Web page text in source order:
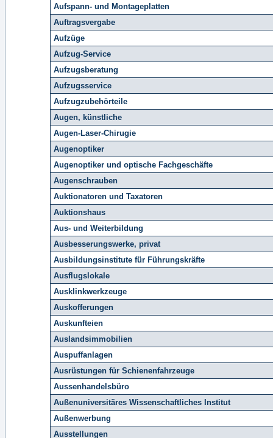
Aufspann- und Montageplatten
Auftragsvergabe
Aufzüge
Aufzug-Service
Aufzugsberatung
Aufzugsservice
Aufzugzubehörteile
Augen, künstliche
Augen-Laser-Chirugie
Augenoptiker
Augenoptiker und optische Fachgeschäfte
Augenschrauben
Auktionatoren und Taxatoren
Auktionshaus
Aus- und Weiterbildung
Ausbesserungswerke, privat
Ausbildungsinstitute für Führungskräfte
Ausflugslokale
Ausklinkwerkzeuge
Auskofferungen
Auskunfteien
Auslandsimmobilien
Auspuffanlagen
Ausrüstungen für Schienenfahrzeuge
Aussenhandelsbüro
Außenuniversitäres Wissenschaftliches Institut
Außenwerbung
Ausstellungen